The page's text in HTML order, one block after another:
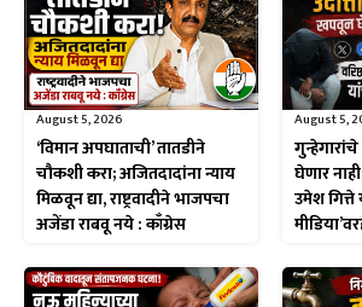
August 5, 2026
‘विमान अपघाताची’ तातडीने
चौकशी करा; अजितदादांना न्याय
मिळवून द्या, राष्ट्रवादीने भाजपचा
अजेंडा राबवू नये : काँग्रेस
August 5,
घेणार
उमेश गित्ते